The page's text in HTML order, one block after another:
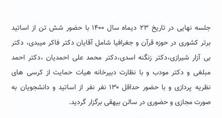
جلسه نهایی در تاریخ ۲۳ دیماه سال ۱۴۰۰ با حضور شش تن از اساتید
برتر کشوری در حوزه قرآن و جغرافیا شامل آقایان دکتر فاکر میبدی، دکتر
بی آزار شیرازی،دکتر زنگنه اسدی،دکتر محمد علی احمدیان ،دکتر احمد
مبلغی و دکتر مودب و با نظارت دبیرخانه هیات حمایت از کرسی های
نظریه پردازی و با حضور حداقل ۱۳۰ نفر نفر از اساتید و دانشجویان به
صورت مجازی و حضوری در سالن بیهقی برگزار گردید.